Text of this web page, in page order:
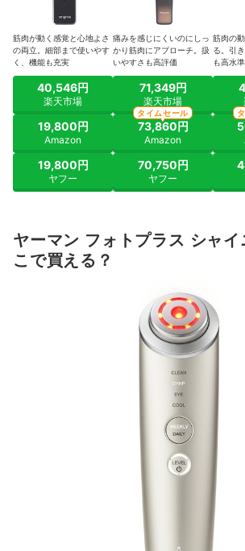
筋肉が動く感覚と心地よさ
の両立。細部まで使いやす
く、機能も充実
40,546円
楽天市場
19,800円
Amazon
19,800円
ヤフー
痛みを感じにくいのにしっ
かり筋肉にアプローチ。扱
いやすさも高評価
71,349円
楽天市場
73,860円
Amazon
タイムセール
70,750円
ヤフー
筋肉の
る。引
も高水準
ヤーマン フォトプラス シャ
こで買える？